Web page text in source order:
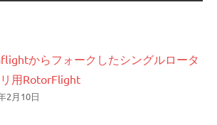
からフォークしたシングルロータ
用RotorFlight
2月10日